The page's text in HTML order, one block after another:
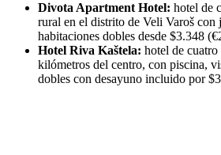
Divota Apartment Hotel: hotel de
rural en el distrito de Veli Varoš
habitaciones dobles desde $3.348
Hotel Riva Kaštela: hotel de cuatro
kilómetros del centro, con piscina,
dobles con desayuno incluido por